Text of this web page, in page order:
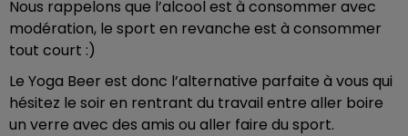
Nous rappelons que l’alcool est à consommer avec
modération, le sport en revanche est à consommer
tout court :)
Le Yoga Beer est donc l’alternative parfaite à vous qui
hésitez le soir en rentrant du travail entre aller boire
un verre avec des amis ou aller faire du sport.